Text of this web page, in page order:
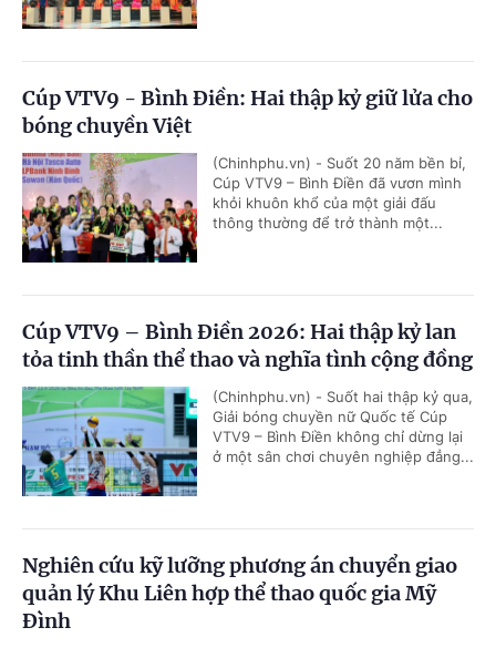
Cúp VTV9 - Bình Điền: Hai thập kỷ giữ lửa cho
bóng chuyền Việt
(Chinhphu.vn) - Suốt 20 năm bền bỉ,
Cúp VTV9 – Bình Điền đã vươn mình
khỏi khuôn khổ của một giải đấu
thông thường để trở thành một...
Cúp VTV9 – Bình Điền 2026: Hai thập kỷ lan
tỏa tinh thần thể thao và nghĩa tình cộng đồng
(Chinhphu.vn) - Suốt hai thập kỷ qua,
Giải bóng chuyền nữ Quốc tế Cúp
VTV9 – Bình Điền không chỉ dừng lại
ở một sân chơi chuyên nghiệp đẳng...
Nghiên cứu kỹ lưỡng phương án chuyển giao
quản lý Khu Liên hợp thể thao quốc gia Mỹ
Đình